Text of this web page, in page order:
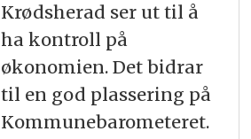
Krødsherad ser ut til å
ha kontroll på
økonomien. Det bidrar
til en god plassering på
Kommunebarometeret.